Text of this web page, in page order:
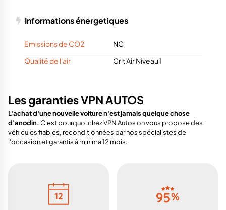
Informations énergetiques
Emissions de CO2
NC
Qualité de l'air
Crit'Air Niveau 1
Les garanties VPN AUTOS
L'achat d'une nouvelle voiture n'est jamais quelque chose
d'anodin.C'est pourquoi chez VPN Autos on vous propose des
véhicules fiables, reconditionnées par nos spécialistes de
l'occasion et garantis à minima 12 mois.